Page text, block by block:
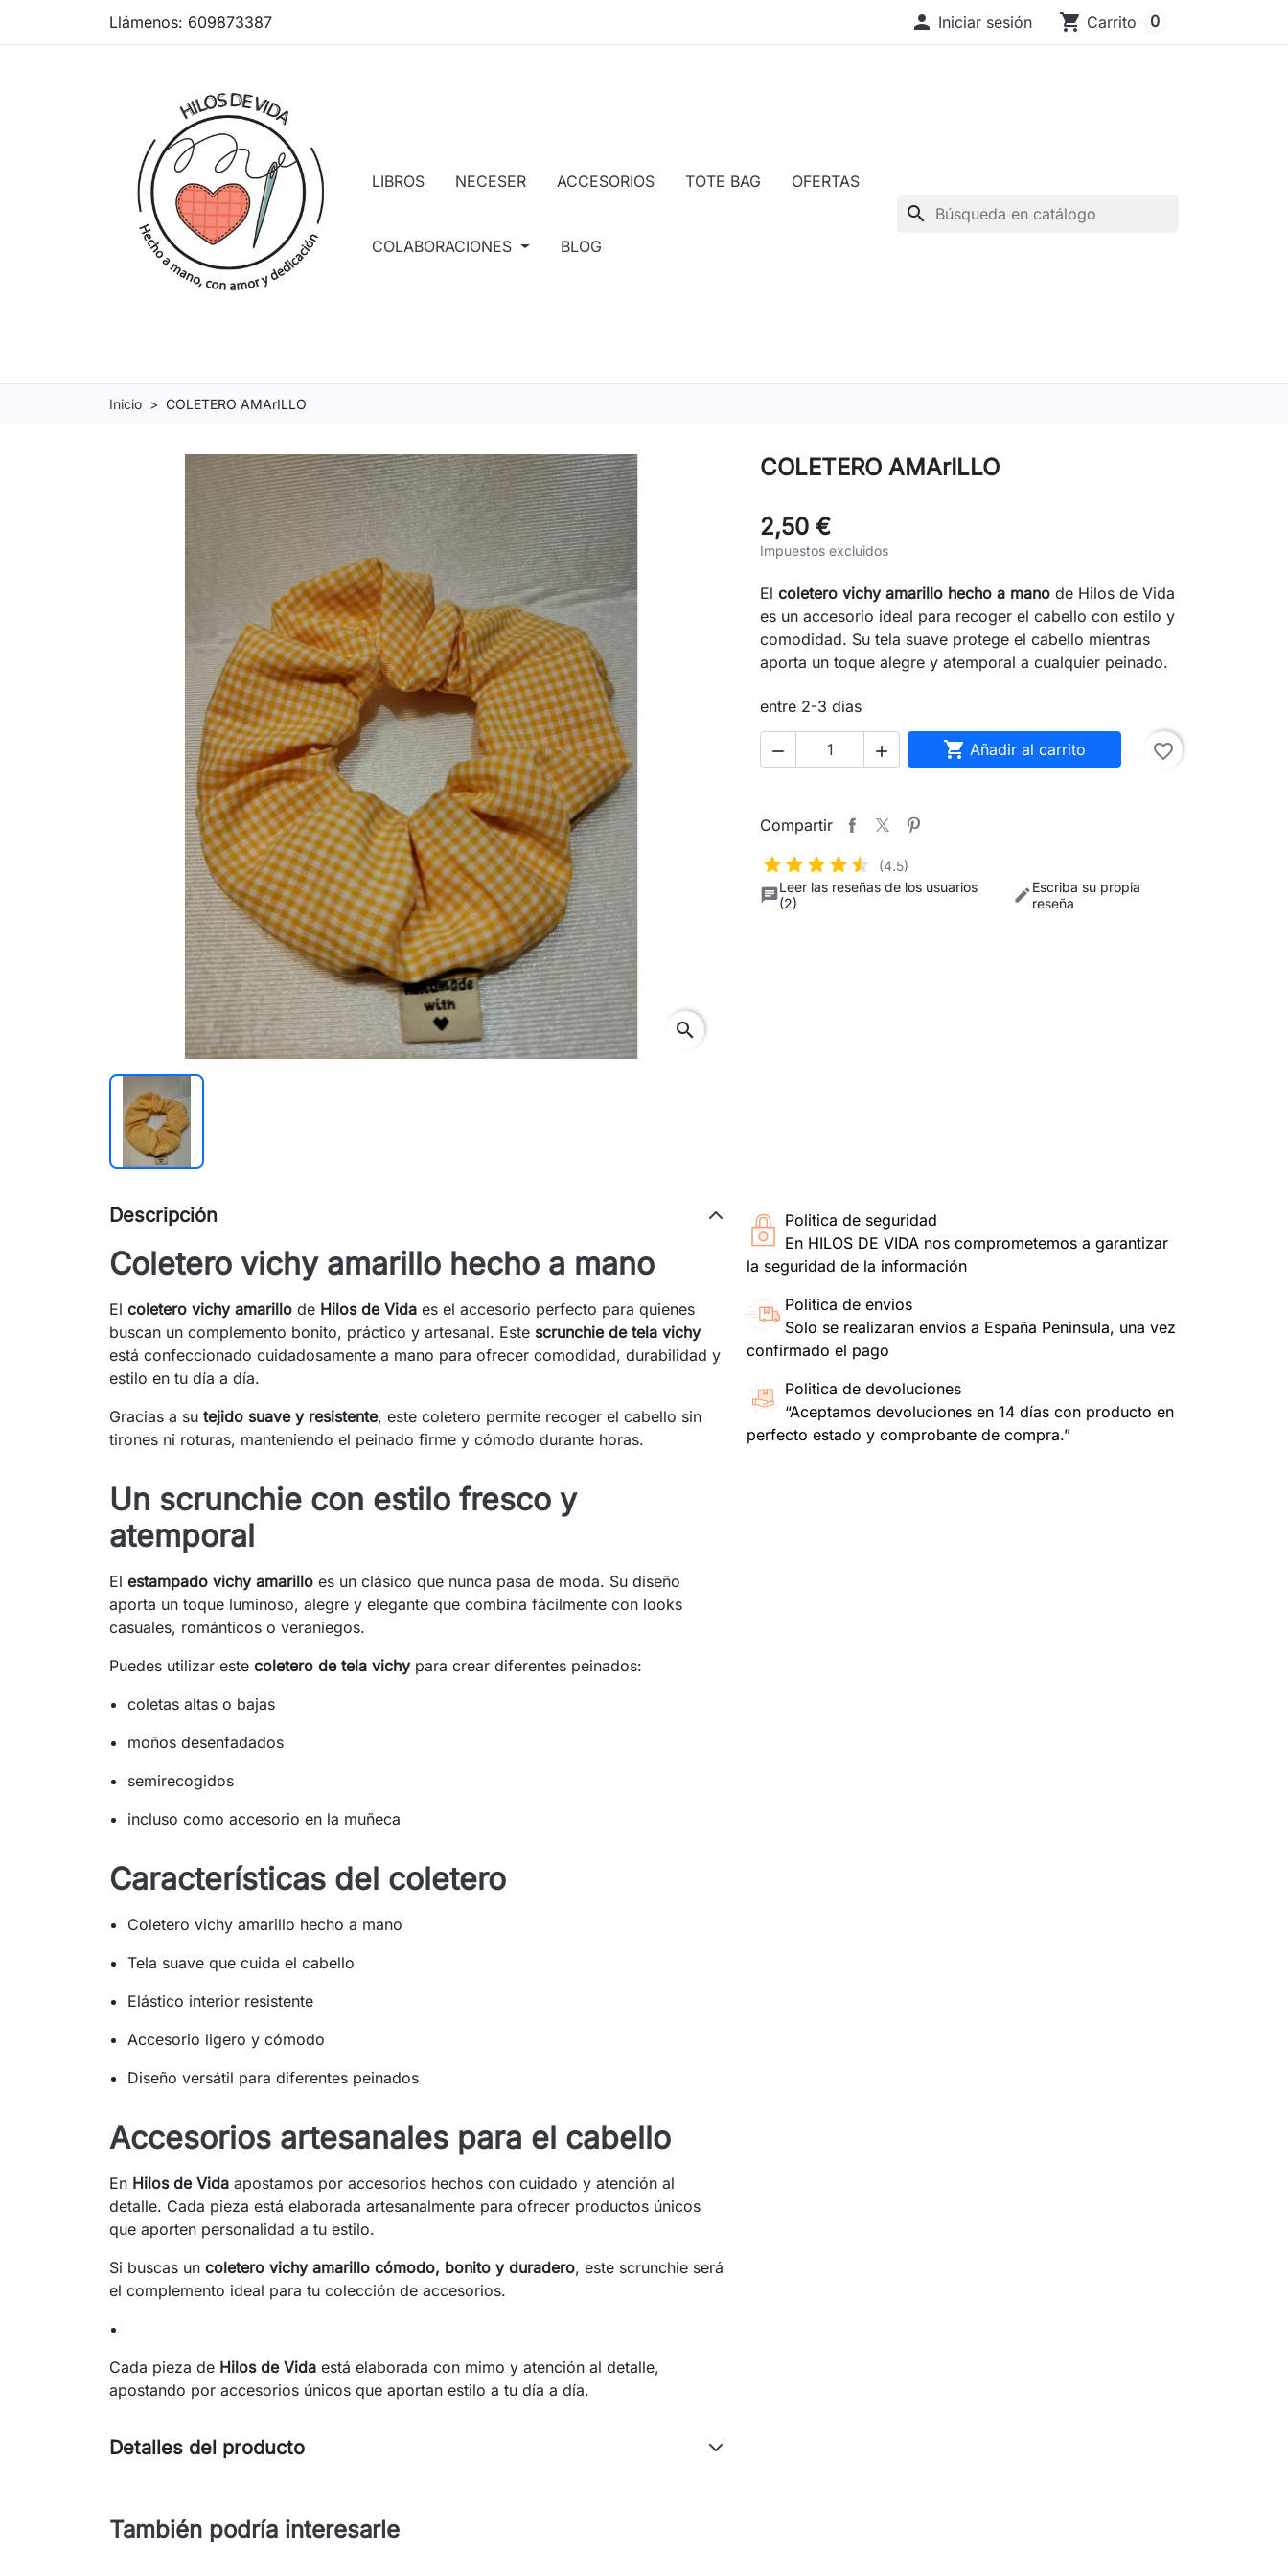
Llámenos: 609873387  Iniciar sesión shopping_cart Carrito 0
LIBROS NECESER ACCESORIOS TOTE BAG OFERTAS
COLABORACIONES BLOG
search
Inicio COLETERO AMArILLO
search
COLETERO AMArILLO
2,50 €
Impuestos excluidos
El coletero vichy amarillo hecho a mano de Hilos de Vida
es un accesorio ideal para recoger el cabello con estilo y
comodidad. Su tela suave protege el cabello mientras
aporta un toque alegre y atemporal a cualquier peinado.
entre 2-3 dias
   Añadir al carrito favorite_border
Compartir
(4.5)
Leer las reseñas de los usuarios
(2)
Escriba su propia
reseña
Politica de seguridad
En HILOS DE VIDA nos comprometemos a garantizar
la seguridad de la información
Politica de envios
Solo se realizaran envios a España Peninsula, una vez
confirmado el pago
Politica de devoluciones
“Aceptamos devoluciones en 14 días con producto en
perfecto estado y comprobante de compra.”
Descripción
Coletero vichy amarillo hecho a mano
El coletero vichy amarillo de Hilos de Vida es el accesorio perfecto para quienes
buscan un complemento bonito, práctico y artesanal. Este scrunchie de tela vichy
está confeccionado cuidadosamente a mano para ofrecer comodidad, durabilidad y
estilo en tu día a día.
Gracias a su tejido suave y resistente, este coletero permite recoger el cabello sin
tirones ni roturas, manteniendo el peinado firme y cómodo durante horas.
Un scrunchie con estilo fresco y
atemporal
El estampado vichy amarillo es un clásico que nunca pasa de moda. Su diseño
aporta un toque luminoso, alegre y elegante que combina fácilmente con looks
casuales, románticos o veraniegos.
Puedes utilizar este coletero de tela vichypara crear diferentes peinados:
coletas altas o bajas
moños desenfadados
semirecogidos
incluso como accesorio en la muñeca
Características del coletero
Coletero vichy amarillo hecho a mano
Tela suave que cuida el cabello
Elástico interior resistente
Accesorio ligero y cómodo
Diseño versátil para diferentes peinados
Accesorios artesanales para el cabello
En Hilos de Vida apostamos por accesorios hechos con cuidado y atención al
detalle. Cada pieza está elaborada artesanalmente para ofrecer productos únicos
que aporten personalidad a tu estilo.
Si buscas un coletero vichy amarillo cómodo, bonito y duradero, este scrunchie será
el complemento ideal para tu colección de accesorios.
Cada pieza de Hilos de Vida está elaborada con mimo y atención al detalle,
apostando por accesorios únicos que aportan estilo a tu día a día.
Detalles del producto
También podría interesarle